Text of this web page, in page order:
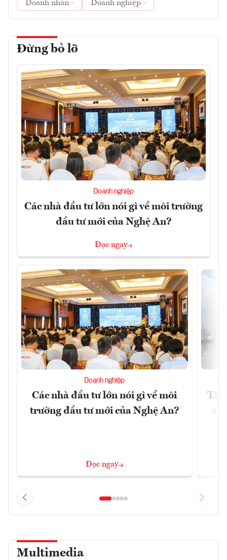
Doanh nhân
Doanh nghiệp
Đừng bỏ lỡ
Doanh nghiệp
Các nhà đầu tư lớn nói gì về môi trường
đầu tư mới của Nghệ An?
Đọc ngay
Doanh nghiệp
Các nhà đầu tư lớn nói gì về môi
trường đầu tư mới của Nghệ An?
Đọc ngay
Multimedia